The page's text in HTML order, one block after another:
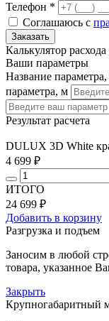
Телефон *
Соглашаюсь с
Калькулятор
Ваши параметры
Название
параметра, м
Результат расчета
DULUX 3D White
4 699 ₽
ИТОГО
24 699 ₽
Добавить в корзину
Разгрузка и подъем
Заносим в любой
товара, указанное
Закрыть
Крупногабаритный